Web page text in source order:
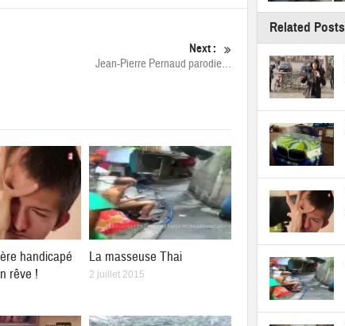
Next :
Jean-Pierre Pernaud parodie…
handicapé
rêve !
La masseuse Thai
2 juillet 2015
Related Posts